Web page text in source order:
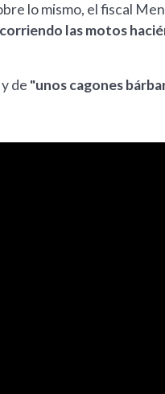
lo mismo, el fiscal
las motos
y de "unos cagones